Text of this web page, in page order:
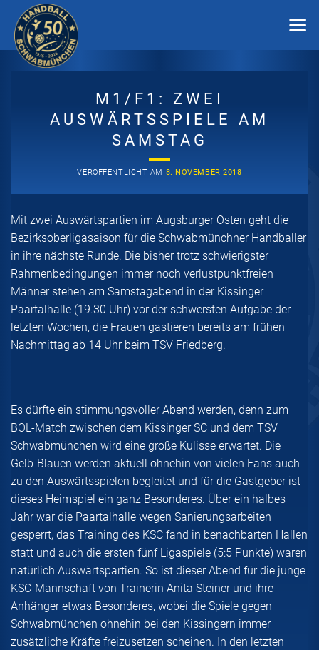
Inhalt
springen
M1/F1: ZWEI
AUSWÄRTSSPIELE AM
SAMSTAG
VERÖFFENTLICHT AM 8. NOVEMBER 2018
Mit zwei Auswärtspartien im Augsburger Osten geht die
Bezirksoberligasaison für die Schwabmünchner Handballer
in ihre nächste Runde. Die bisher trotz schwierigster
Rahmenbedingungen immer noch verlustpunktfreien
Männer stehen am Samstagabend in der Kissinger
Paartalhalle (19.30 Uhr) vor der schwersten Aufgabe der
letzten Wochen, die Frauen gastieren bereits am frühen
Nachmittag ab 14 Uhr beim TSV Friedberg.
Es dürfte ein stimmungsvoller Abend werden, denn zum
BOL-Match zwischen dem Kissinger SC und dem TSV
Schwabmünchen wird eine große Kulisse erwartet. Die
Gelb-Blauen werden aktuell ohnehin von vielen Fans auch
zu den Auswärtsspielen begleitet und für die Gastgeber ist
dieses Heimspiel ein ganz Besonderes. Über ein halbes
Jahr war die Paartalhalle wegen Sanierungsarbeiten
gesperrt, das Training des KSC fand in benachbarten Hallen
statt und auch die ersten fünf Ligaspiele (5:5 Punkte) waren
natürlich Auswärtspartien. So ist dieser Abend für die junge
KSC-Mannschaft von Trainerin Anita Steiner und ihre
Anhänger etwas Besonderes, wobei die Spiele gegen
Schwabmünchen ohnehin bei den Kissingern immer
zusätzliche Kräfte freizusetzen scheinen. In den letzten